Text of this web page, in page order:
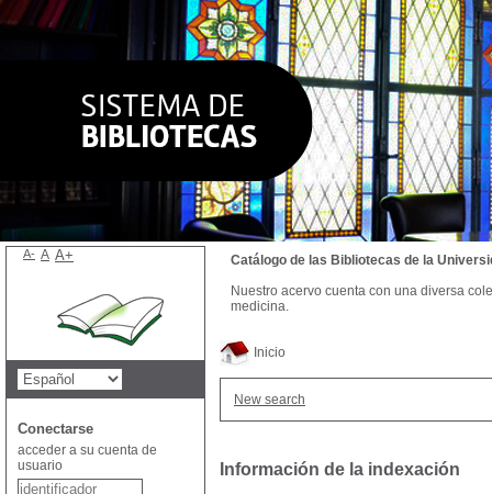
Inicio
New search
Información de la indexación
Catálogo de las Bibliotecas de la
Nuestro acervo cuenta con una diversa
medicina.
A- A A+
Conectarse
acceder a su cuenta de
usuario